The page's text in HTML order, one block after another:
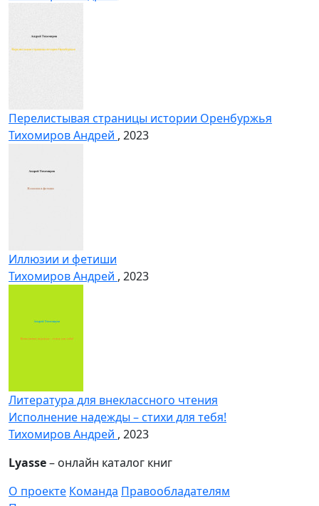
Перелистывая страницы истории Оренбуржья
Тихомиров Андрей , 2023
Иллюзии и фетиши
Тихомиров Андрей , 2023
Литература для внеклассного чтения
Исполнение надежды – стихи для тебя!
Тихомиров Андрей , 2023
Lyasse– онлайн каталог книг
О проекте Команда Правообладателям